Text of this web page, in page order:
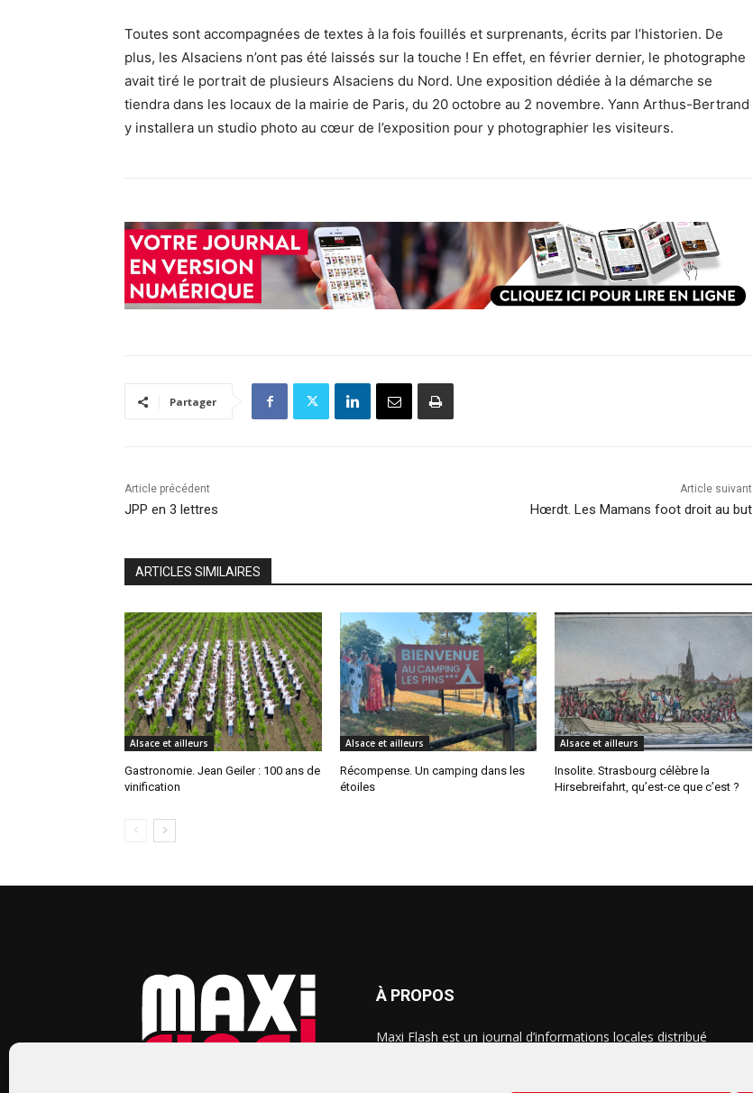
Toutes sont accompagnées de textes à la fois fouillés et surprenants, écrits par l’historien. De
plus, les Alsaciens n’ont pas été laissés sur la touche ! En effet, en février dernier, le photographe
avait tiré le portrait de plusieurs Alsaciens du Nord. Une exposition dédiée à la démarche se
tiendra dans les locaux de la mairie de Paris, du 20 octobre au 2 novembre. Yann Arthus-Bertrand
y installera un studio photo au cœur de l’exposition pour y photographier les visiteurs.
Partager
Article précédent
JPP en 3 lettres
Article suivant
Hœrdt. Les Mamans foot droit au but
ARTICLES SIMILAIRES
Alsace et ailleurs
Gastronomie. Jean Geiler : 100 ans de
vinification
Alsace et ailleurs
Récompense. Un camping dans les
étoiles
Alsace et ailleurs
Insolite. Strasbourg célèbre la
Hirsebreifahrt, qu’est-ce que c’est ?
À PROPOS
Maxi Flash est un journal d’informations locales distribué